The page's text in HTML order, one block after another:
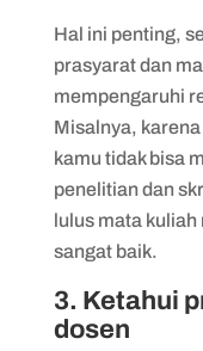
Hal ini penting,
prasyarat dan
mempengaruhi
Misalnya,
kamu tidak bisa
penelitian dan
lulus mata kuliah
sangat baik.
3. Ketahui
dosen